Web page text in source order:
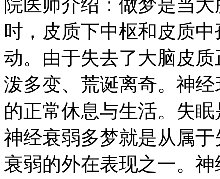
院医师介绍：做梦是当
时，皮质下中枢和皮质
动。由于失去了大脑皮
泼多变、荒诞离奇。神
的正常休息与生活。失
神经衰弱多梦就是从属
衰弱的外在表现之一。